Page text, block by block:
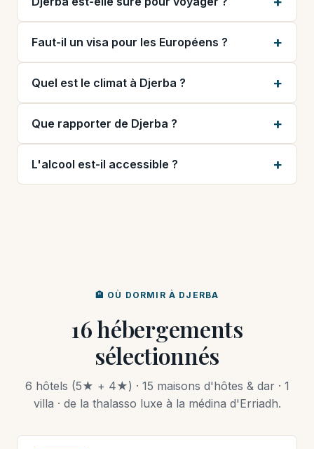
Faut-il un visa pour les Européens ?
Quel est le climat à Djerba ?
Que rapporter de Djerba ?
L'alcool est-il accessible ?
🏨 OÙ DORMIR À DJERBA
16 hébergements
sélectionnés
6 hôtels (5★ + 4★) · 15 maisons d'hôtes & dar · 1
villa · de la thalasso luxe à la médina d'Erriadh.